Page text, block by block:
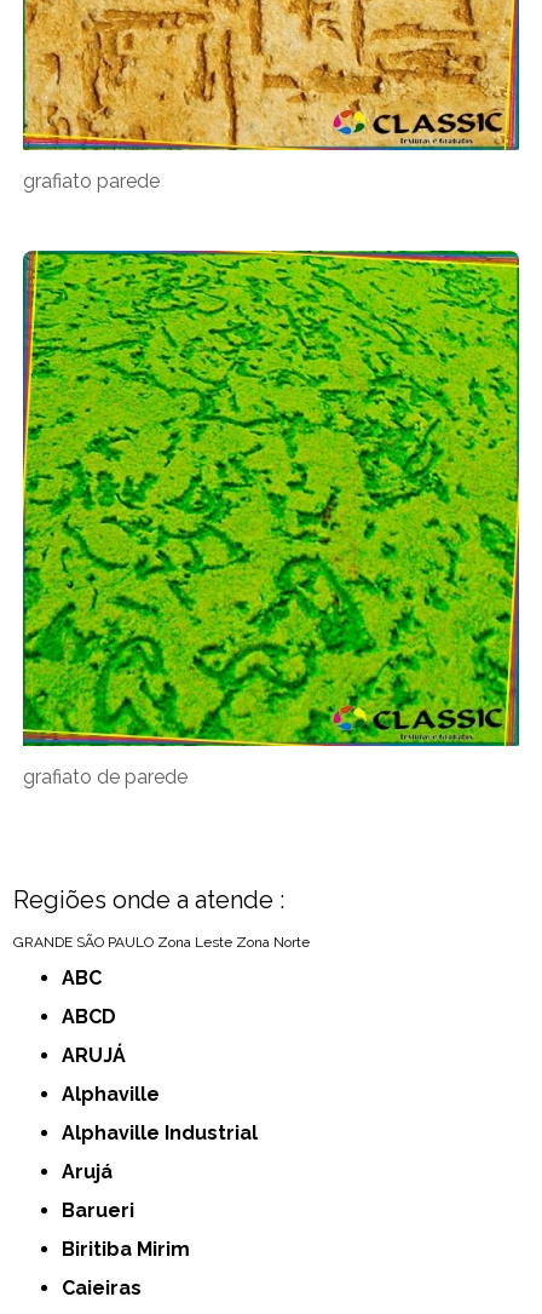
grafiato parede
grafiato de parede
Regiões onde a atende :
GRANDE SÃO PAULO Zona Leste Zona Norte
ABC
ABCD
ARUJÁ
Alphaville
Alphaville Industrial
Arujá
Barueri
Biritiba Mirim
Caieiras